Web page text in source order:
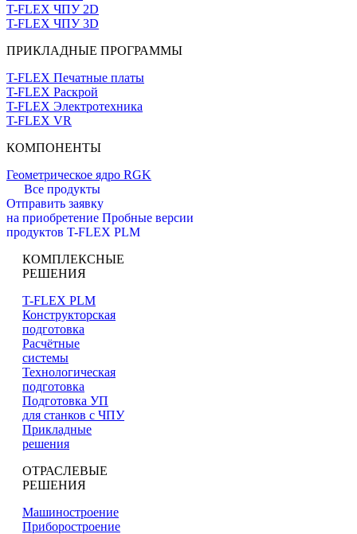
T-FLEX ЧПУ 2D
T-FLEX ЧПУ 3D
ПРИКЛАДНЫЕ ПРОГРАММЫ
T-FLEX Печатные платы
T-FLEX Раскрой
T-FLEX Электротехника
T-FLEX VR
КОМПОНЕНТЫ
Геометрическое ядро RGK
Все продукты
Отправить заявку
на приобретение Пробные версии
продуктов T-FLEX PLM
КОМПЛЕКСНЫЕ
РЕШЕНИЯ
T-FLEX PLM
Конструкторская
подготовка
Расчётные
системы
Технологическая
подготовка
Подготовка УП
для станков с ЧПУ
Прикладные
решения
ОТРАСЛЕВЫЕ
РЕШЕНИЯ
Машиностроение
Приборостроение